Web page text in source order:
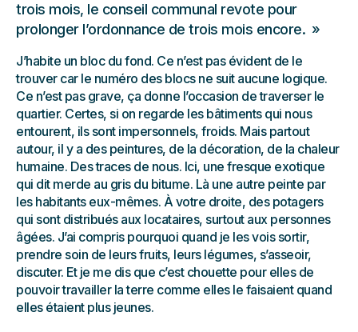
trois mois, le conseil communal revote pour
prolonger l’ordonnance de trois mois encore.
J’habite un bloc du fond. Ce n’est pas évident de le
trouver car le numéro des blocs ne suit aucune logique.
Ce n’est pas grave, ça donne l’occasion de traverser le
quartier. Certes, si on regarde les bâtiments qui nous
entourent, ils sont impersonnels, froids. Mais partout
autour, il y a des peintures, de la décoration, de la chaleur
humaine. Des traces de nous. Ici, une fresque exotique
qui dit merde au gris du bitume. Là une autre peinte par
les habitants eux-mêmes. À votre droite, des potagers
qui sont distribués aux locataires, surtout aux personnes
âgées. J’ai compris pourquoi quand je les vois sortir,
prendre soin de leurs fruits, leurs légumes, s’asseoir,
discuter. Et je me dis que c’est chouette pour elles de
pouvoir travailler la terre comme elles le faisaient quand
elles étaient plus jeunes.